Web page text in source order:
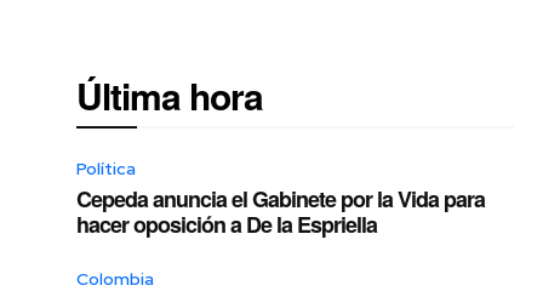
Última hora
Política
Cepeda anuncia el Gabinete por la Vida para
hacer oposición a De la Espriella
Colombia